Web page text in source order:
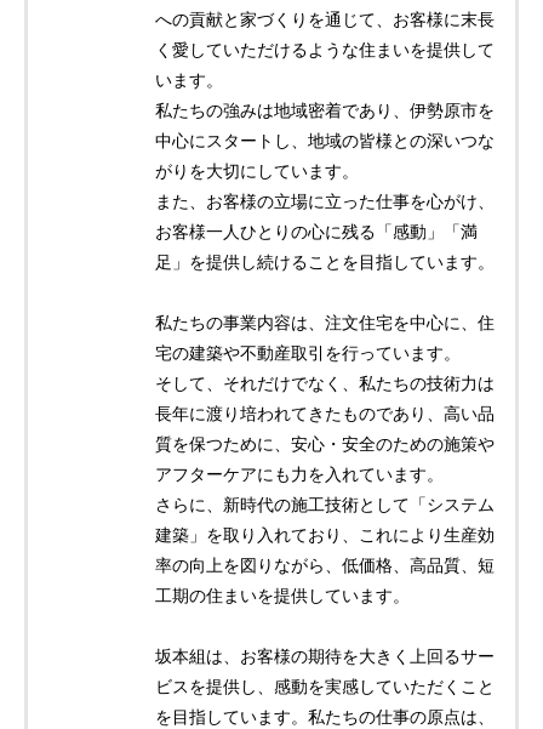
への貢献と家づくりを通じて、お客様に末長
く愛していただけるような住まいを提供して
います。
私たちの強みは地域密着であり、伊勢原市を
中心にスタートし、地域の皆様との深いつな
がりを大切にしています。
また、お客様の立場に立った仕事を心がけ、
お客様一人ひとりの心に残る「感動」「満
足」を提供し続けることを目指しています。
私たちの事業内容は、注文住宅を中心に、住
宅の建築や不動産取引を行っています。
そして、それだけでなく、私たちの技術力は
長年に渡り培われてきたものであり、高い品
質を保つために、安心・安全のための施策や
アフターケアにも力を入れています。
さらに、新時代の施工技術として「システム
建築」を取り入れており、これにより生産効
率の向上を図りながら、低価格、高品質、短
工期の住まいを提供しています。
坂本組は、お客様の期待を大きく上回るサー
ビスを提供し、感動を実感していただくこと
を目指しています。私たちの仕事の原点は、